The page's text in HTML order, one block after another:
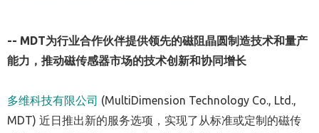
-- MDT为行业合作伙伴提供领先的磁阻晶圆制造技术和量产
能力，推动磁传感器市场的技术创新和协同增长
多维科技有限公司 (MultiDimension Technology Co., Ltd.,
MDT) 近日推出新的服务选项，实现了从标准或定制的磁传